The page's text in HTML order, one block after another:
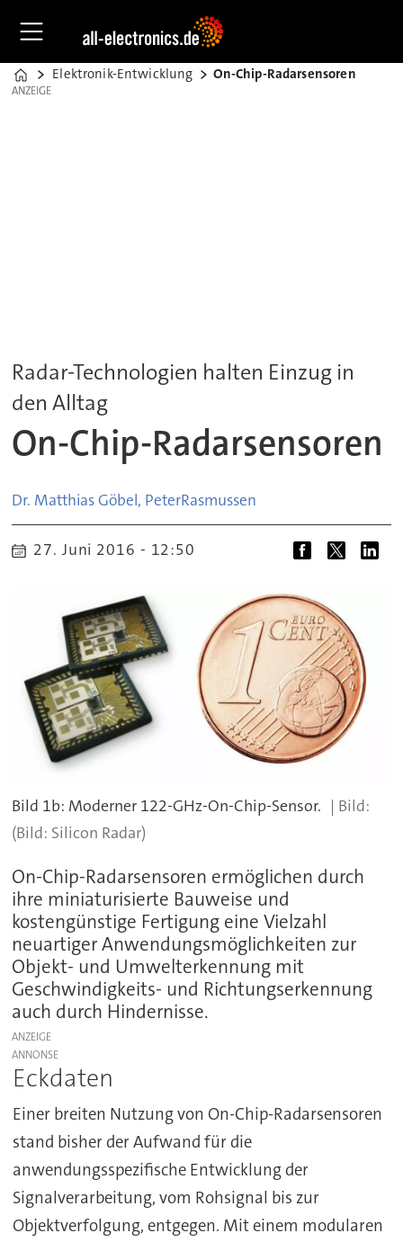
Home
Elektronik-Entwicklung On-Chip-Radarsensoren
ANZEIGE
ANZEIGE
Radar-Technologien halten Einzug in
den Alltag
On-Chip-Radarsensoren
Dr. Matthias Göbel, PeterRasmussen
27. Juni 2016 - 12:50
Bild 1b: Moderner 122-GHz-On-Chip-Sensor.
(Bild: Silicon Radar)
On-Chip-Radarsensoren ermöglichen durch
ihre miniaturisierte Bauweise und
kostengünstige Fertigung eine Vielzahl
neuartiger Anwendungsmöglichkeiten zur
Objekt- und Umwelterkennung mit
Geschwindigkeits- und Richtungserkennung
auch durch Hindernisse.
ANZEIGE
Eckdaten
Einer breiten Nutzung von On-Chip-Radarsensoren
stand bisher der Aufwand für die
anwendungsspezifische Entwicklung der
Signalverarbeitung, vom Rohsignal bis zur
Objektverfolgung, entgegen. Mit einem modularen